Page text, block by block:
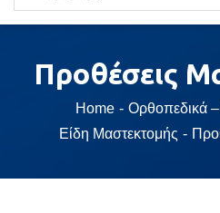
Προθέσεις
Home
Ορθοπεδικά
Είδη Μαστεκτομής